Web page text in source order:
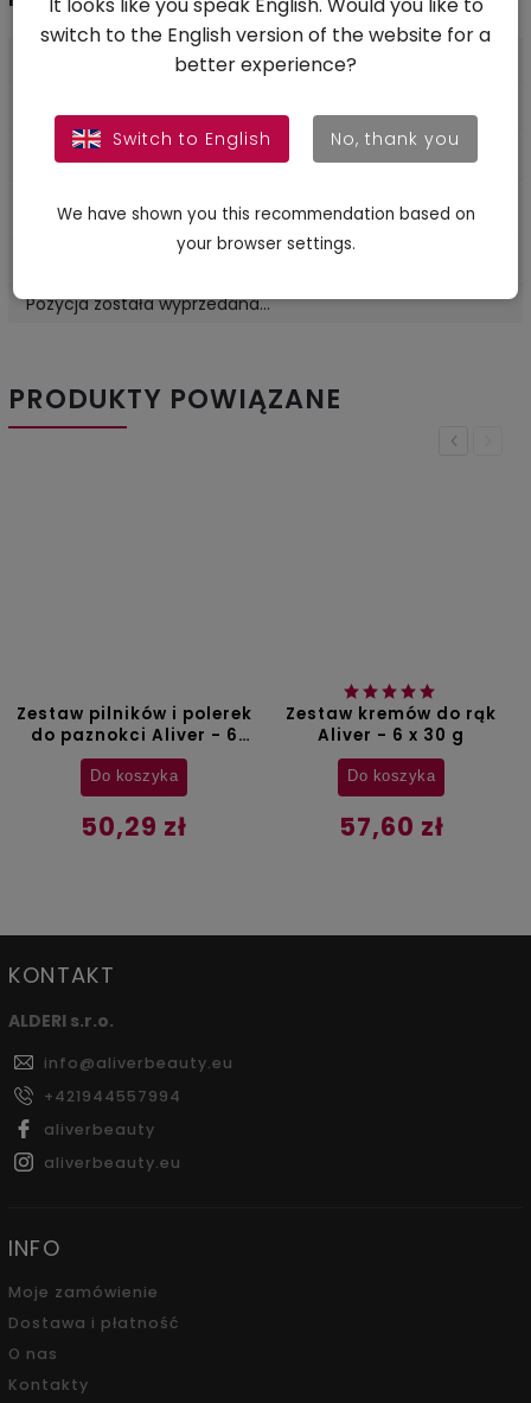
2 lata
0.01 kg
EAN:
8586026861556
Sztuk:
10 ks
paznokcie
Pozycja została wyprzedana…
PRODUKTY POWIĄZANE
Previous
Zestaw pilników i polerek
do paznokci Aliver - 6
szt.
50,29 zł
Do koszyka
Zestaw kremów do rąk
Aliver - 6 x 30 g
57,60 zł
Do koszyka
KONTAKT
ALDERI s.r.o.
info@aliverbeauty.eu
+421944557994
aliverbeauty
aliverbeauty.eu
INFO
Moje zamówienie
Dostawa i płatność
O nas
Kontakty
It looks like you speak English. Would you like to
switch to the English version of the website for a
better experience?
Switch to English No, thank you
We have shown you this recommendation based on
your browser settings.